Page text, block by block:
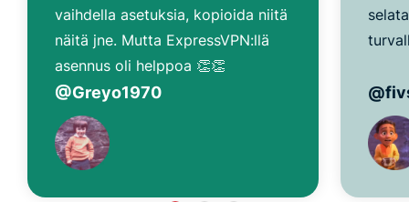
vaihdella asetuksia, kopioida niitä
näitä jne. Mutta ExpressVPN:llä
asennus oli helppoa 👏👏
@Greyo1970